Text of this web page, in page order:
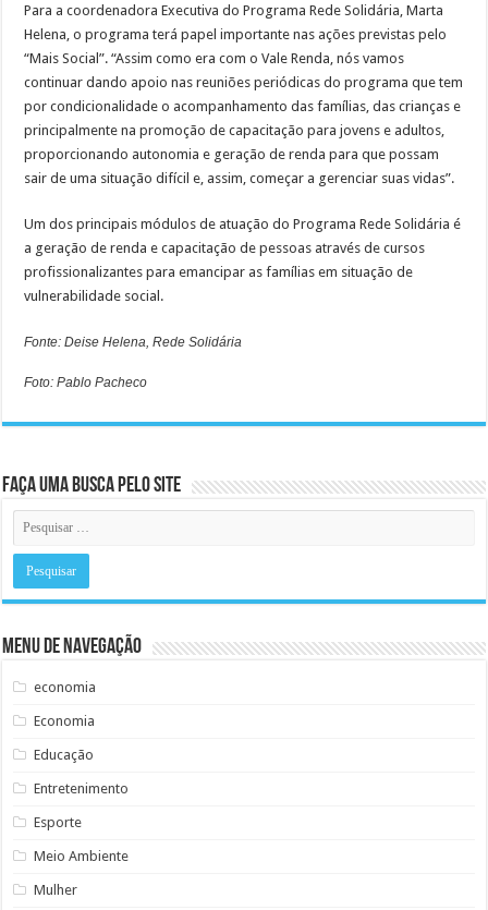
Para a coordenadora Executiva do Programa Rede Solidária, Marta
Helena, o programa terá papel importante nas ações previstas pelo
“Mais Social”. “Assim como era com o Vale Renda, nós vamos
continuar dando apoio nas reuniões periódicas do programa que tem
por condicionalidade o acompanhamento das famílias, das crianças e
principalmente na promoção de capacitação para jovens e adultos,
proporcionando autonomia e geração de renda para que possam
sair de uma situação difícil e, assim, começar a gerenciar suas vidas”.
Um dos principais módulos de atuação do Programa Rede Solidária é
a geração de renda e capacitação de pessoas através de cursos
profissionalizantes para emancipar as famílias em situação de
vulnerabilidade social.
Fonte: Deise Helena, Rede Solidária
Foto: Pablo Pacheco
Faça uma busca pelo Site
Menu de Navegação
economia
Economia
Educação
Entretenimento
Esporte
Meio Ambiente
Mulher